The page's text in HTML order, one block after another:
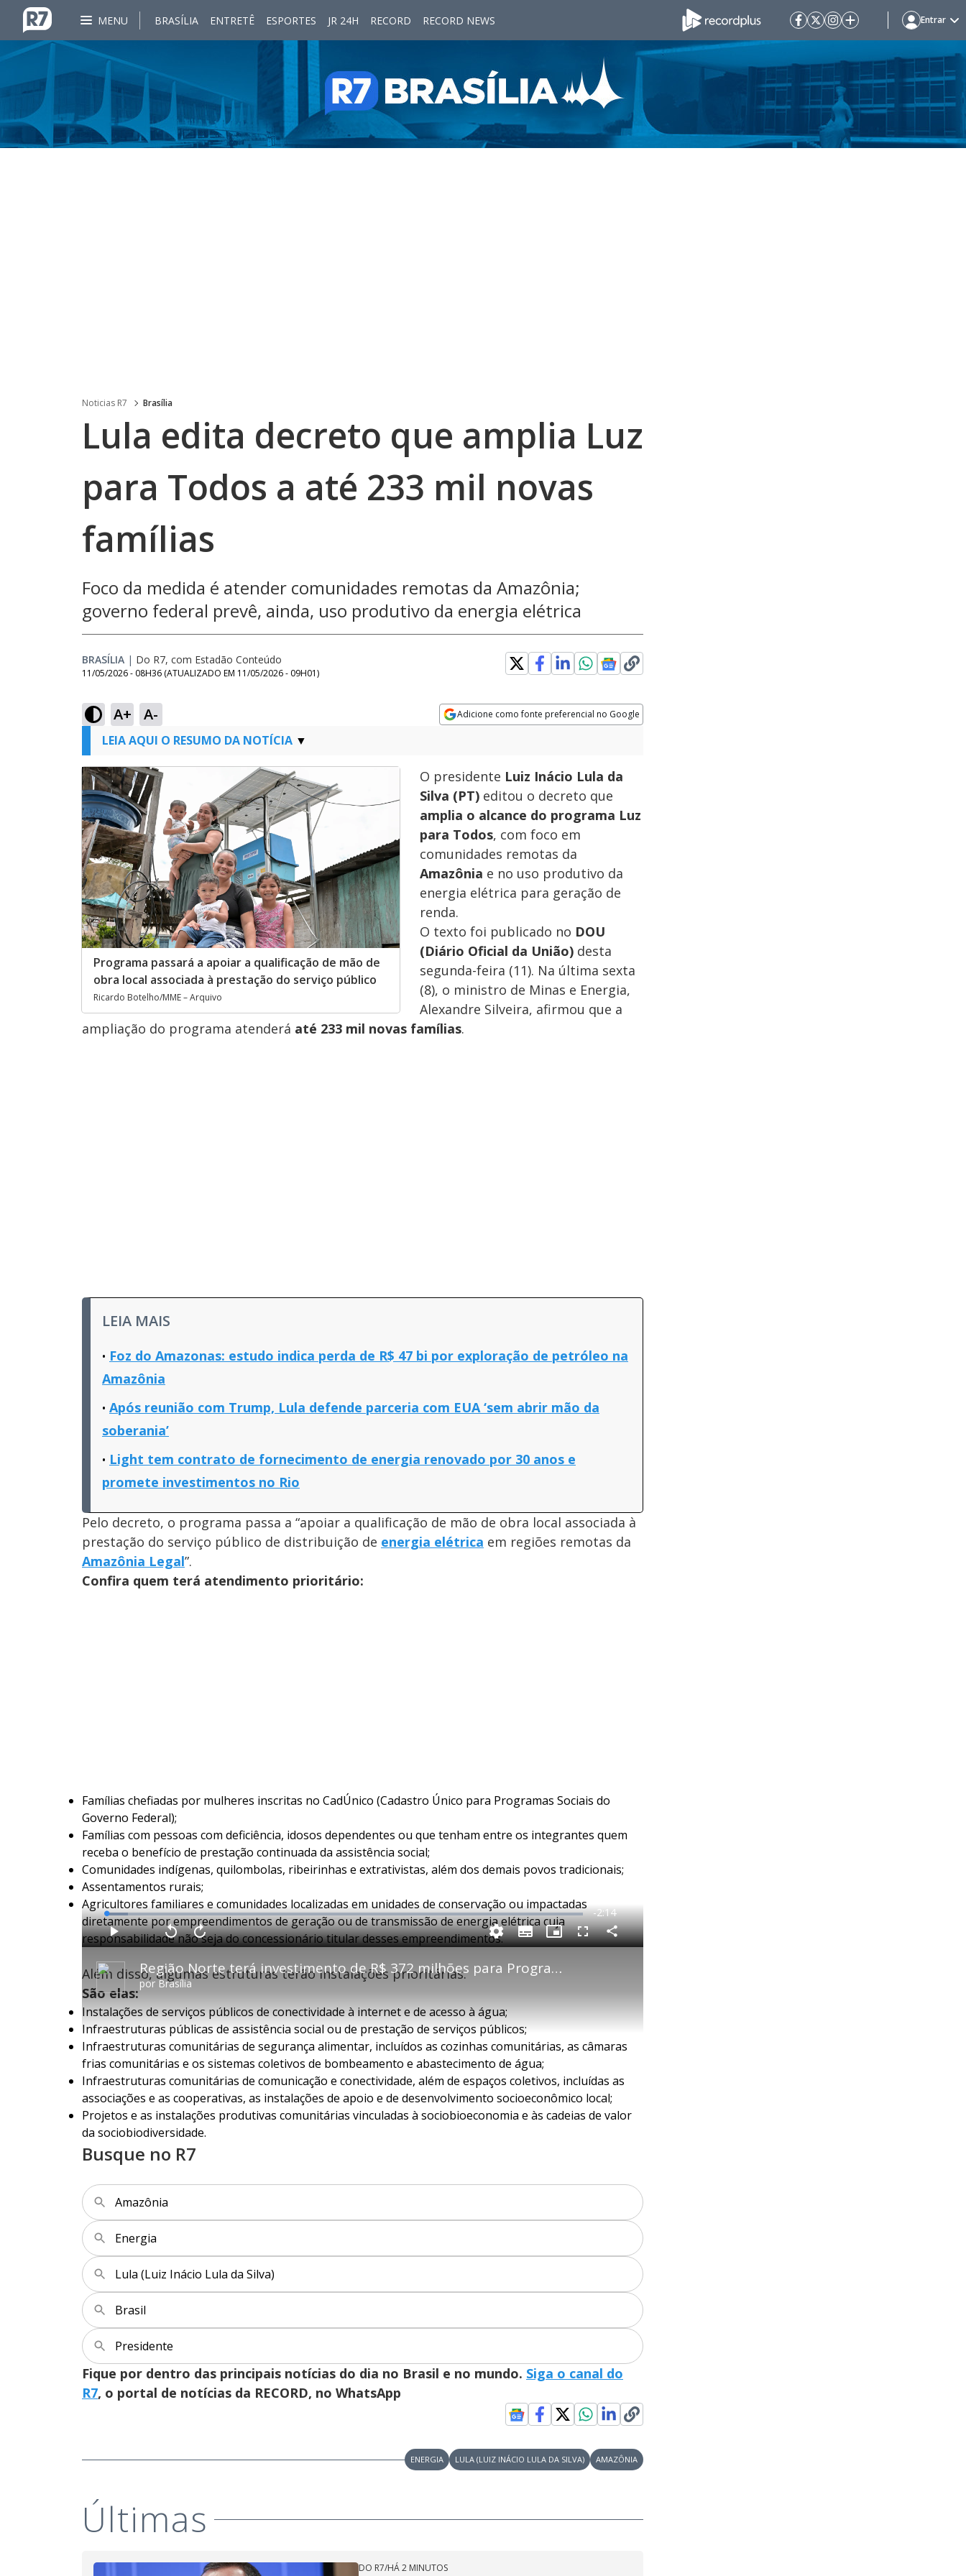
MENU BRASÍLIA ENTRETÊ ESPORTES JR 24H RECORD RECORD NEWS Entrar
Noticias R7 Brasília
Lula edita decreto que amplia Luz
para Todos a até 233 mil novas
famílias
Foco da medida é atender comunidades remotas da Amazônia;
governo federal prevê, ainda, uso produtivo da energia elétrica
BRASÍLIA | Do R7, com Estadão Conteúdo
11/05/2026 - 08H36 (ATUALIZADO EM 11/05/2026 - 09H01)
A+ A- Adicione como fonte preferencial no Google
LEIA AQUI O RESUMO DA NOTÍCIA
Programa passará a apoiar a qualificação de mão de
obra local associada à prestação do serviço público
Ricardo Botelho/MME – Arquivo
O presidente Luiz Inácio Lula da
Silva (PT) editou o decreto que
amplia o alcance do programa Luz
para Todos, com foco em
comunidades remotas da
Amazônia e no uso produtivo da
energia elétrica para geração de
renda.
O texto foi publicado no DOU
(Diário Oficial da União) desta
segunda-feira (11). Na última sexta
(8), o ministro de Minas e Energia,
Alexandre Silveira, afirmou que a
ampliação do programa atenderá até 233 mil novas famílias.
LEIA MAIS
Foz do Amazonas: estudo indica perda de R$ 47 bi por exploração de petróleo na
Amazônia
Após reunião com Trump, Lula defende parceria com EUA ‘sem abrir mão da
soberania’
Light tem contrato de fornecimento de energia renovado por 30 anos e
promete investimentos no Rio
Pelo decreto, o programa passa a “apoiar a qualificação de mão de obra local associada à
prestação do serviço público de distribuição de energia elétrica em regiões remotas da
Amazônia Legal”.
Confira quem terá atendimento prioritário:
Famílias chefiadas por mulheres inscritas no CadÚnico (Cadastro Único para Programas Sociais do
Governo Federal);
Famílias com pessoas com deficiência, idosos dependentes ou que tenham entre os integrantes quem
receba o benefício de prestação continuada da assistência social;
Comunidades indígenas, quilombolas, ribeirinhas e extrativistas, além dos demais povos tradicionais;
Assentamentos rurais;
Agricultores familiares e comunidades localizadas em unidades de conservação ou impactadas
diretamente por empreendimentos de geração ou de transmissão de energia elétrica cuja
responsabilidade não seja do concessionário titular desses empreendimentos.
P
l
a
V
i
d
e
Região Norte terá investimento de R$ 372 milhões para Programa Luz Para Todos
porBrasília
P
l
y
V
o
t
a
r
1
e
g
n
d
o
s
A
v
n
ç
a
s
e
u
n
d
o
u
d
o
L
o
a
d
e
.
4
6
%
R
e
m
T
m
-2:14
e
o
c
i
d
d
e
S
u
t
i
P
i
u
t
u
F
u
C
o
Além disso, algumas estruturas terão instalações prioritárias.
São elas:
Instalações de serviços públicos de conectividade à internet e de acesso à água;
Infraestruturas públicas de assistência social ou de prestação de serviços públicos;
Infraestruturas comunitárias de segurança alimentar, incluídos as cozinhas comunitárias, as câmaras
frias comunitárias e os sistemas coletivos de bombeamento e abastecimento de água;
Infraestruturas comunitárias de comunicação e conectividade, além de espaços coletivos, incluídas as
associações e as cooperativas, as instalações de apoio e de desenvolvimento socioeconômico local;
Projetos e as instalações produtivas comunitárias vinculadas à sociobioeconomia e às cadeias de valor
da sociobiodiversidade.
Busque no R7
Amazônia
Energia
Lula (Luiz Inácio Lula da Silva)
Brasil
Presidente
Fique por dentro das principais notícias do dia no Brasil e no mundo. Siga o canal do
R7, o portal de notícias da RECORD, no WhatsApp
ENERGIA LULA (LUIZ INÁCIO LULA DA SILVA) AMAZÔNIA
Últimas
DO R7/HÁ 2 MINUTOS